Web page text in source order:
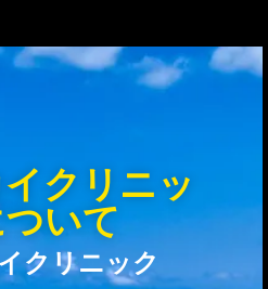
クリニッ
いて
クリニック